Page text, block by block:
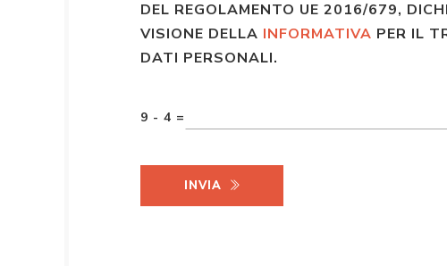
DEL REGOLAMENTO UE 2016/679,
VISIONE DELLA INFORMATIVA PER IL
DATI PERSONALI.
9 - 4 =
INVIA